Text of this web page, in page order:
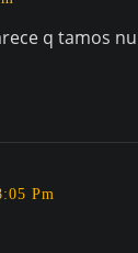
q tamos
Pm